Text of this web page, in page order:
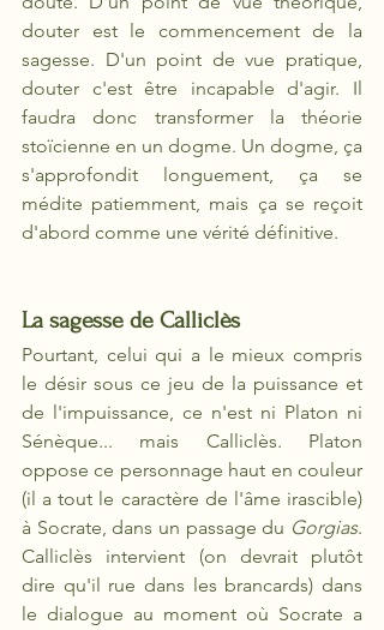
douter est le commencement de la
sagesse. D'un point de vue pratique,
douter c'est être incapable d'agir. Il
faudra donc transformer la théorie
stoïcienne en un dogme. Un dogme, ça
s'approfondit longuement, ça se
médite patiemment, mais ça se reçoit
d'abord comme une vérité définitive.
La sagesse de Calliclès
Pourtant, celui qui a le mieux compris
le désir sous ce jeu de la puissance et
de l'impuissance, ce n'est ni Platon ni
Sénèque... mais Calliclès. Platon
oppose ce personnage haut en couleur
(il a tout le caractère de l'âme irascible)
à Socrate, dans un passage du Gorgias.
Calliclès intervient (on devrait plutôt
dire qu'il rue dans les brancards) dans
le dialogue au moment où Socrate a